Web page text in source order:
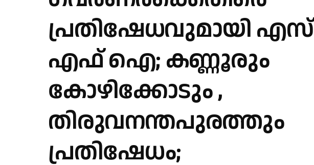
പ്രതിഷേധവുമായി എസ്
എഫ് ഐ; കണ്ണൂരും
കോഴിക്കോടും ,
തിരുവനന്തപുരത്തും
പ്രതിഷേധം;